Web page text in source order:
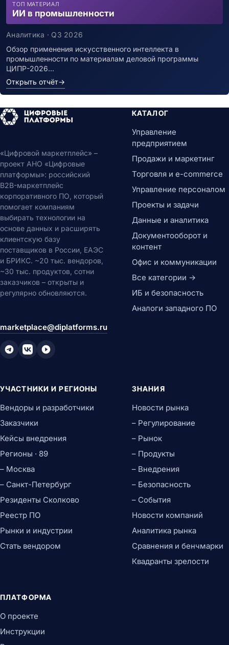
ТОП МАТЕРИАЛ
ИИ в промышленности
Аналитика · Q3 2026
Обзор применения искусственного интеллекта в
промышленности по материалам деловой программы
ЦИПР-2026…
Открыть отчёт→
«Цифровой маркетплейс» –
проект АНО «Цифровые
платформы»: российский
B2B-маркетплейс
корпоративного ПО, который
помогает компаниям
выбирать технологии на
основе данных и расширять
клиентскую базу
поставщиков в России, ЕАЭС
и БРИКС. ~20 тыс. вендоров,
~30 тыс. продуктов, сотни
заказчиков – открыты и
регулярно обновляются.
marketplace@diplatforms.ru
КАТАЛОГ
Управление
предприятием
Продажи и маркетинг
Торговля и e-commerce
Управление персоналом
Проекты и задачи
Данные и аналитика
Документооборот и
контент
Офис и коммуникации
Все категории →
ИБ и безопасность
Аналоги западного ПО
УЧАСТНИКИ И РЕГИОНЫ
Вендоры и разработчики
Заказчики
Кейсы внедрения
Регионы · 89
– Москва
– Санкт-Петербург
Резиденты Сколково
Реестр ПО
Рынки и индустрии
Стать вендором
ЗНАНИЯ
Новости рынка
– Регулирование
– Рынок
– Продукты
– Внедрения
– Безопасность
– События
Новости компаний
Аналитика рынка
Сравнения и бенчмарки
Квадранты зрелости
ПЛАТФОРМА
О проекте
Инструкции